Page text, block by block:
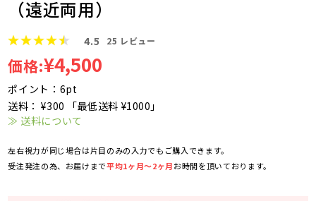
（遠近両用）
4.5 25 レビュー
価格:¥4,500
ポイント：6pt
送料： ¥300 「最低送料 ¥1000」
≫ 送料について
左右視力が同じ場合は片目のみの入力でもご購入できます。
受注発注の為、お届けまで平均1ヶ月～2ヶ月お時間を頂いております。